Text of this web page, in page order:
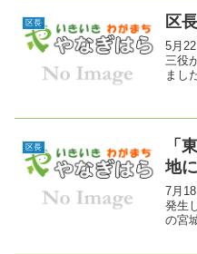
区長 区
5月
三役
まし
区長
「
地
7月
発生
の宮
察
協議